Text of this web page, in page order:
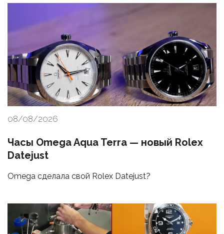
08/08/2026
Часы Omega Aqua Terra — новый Rolex
Datejust
Omega сделала свой Rolex Datejust?